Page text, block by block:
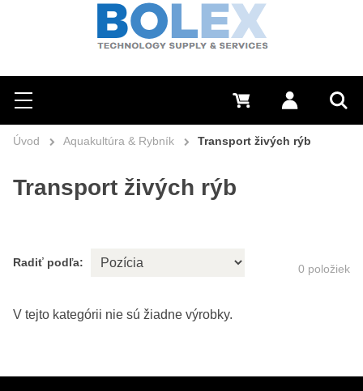
Hľadať
Menu Prihlásiť sa
0 €
Úvod Aquakultúra & Rybník Transport živých rýb
Transport živých rýb
Radiť podľa: 0 položiek